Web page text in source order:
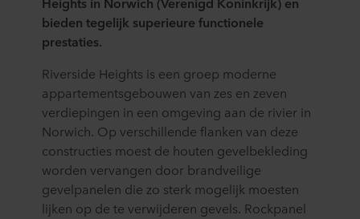
bieden tegelijk superieure functionele
prestaties.
Riverside Heights is een groep moderne
appartementsgebouwen van zes en zeven
verdiepingen in een omgeving aan de rivier in
Norwich. Op verschillende flanken van deze
constructies moest de houten gevelbekleding
worden vervangen door brandveilige
gevelpanelen die zo sterk mogelijk moesten
lijken op de te verwijderen gevels. Rockpanel